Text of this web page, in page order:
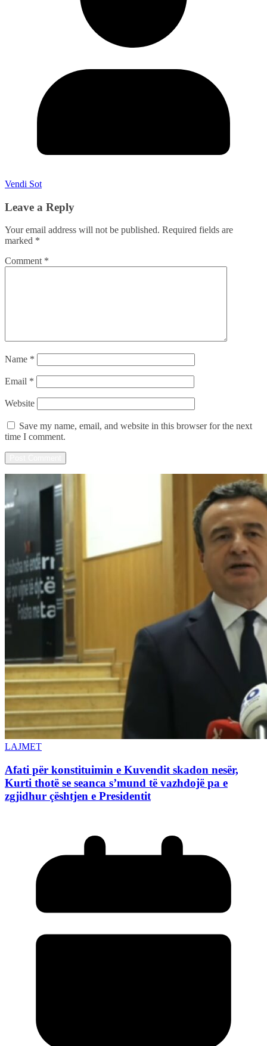
Vendi Sot
Leave a Reply
Your email address will not be published. Required fields are
marked *
Comment *
Name *
Email *
Website
Save my name, email, and website in this browser for the next
time I comment.
LAJMET
Afati për konstituimin e Kuvendit skadon nesër,
Kurti thotë se seanca s’mund të vazhdojë pa e
zgjidhur çështjen e Presidentit